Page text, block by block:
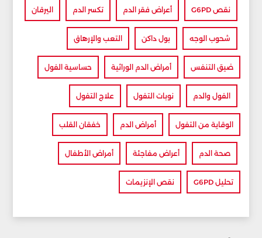
نقص G6PD أعراض فقر الدم تكسر الدم اليرقان
شحوب الوجه بول داكن التعب والإرهاق
ضيق التنفس أمراض الدم الوراثية حساسية الفول
الفول والدم نوبات التفول علاج التفول
الوقاية من التفول أمراض الدم خفقان القلب
صحة الدم أعراض مفاجئة أمراض الأطفال
تحليل G6PD نقص الإنزيمات